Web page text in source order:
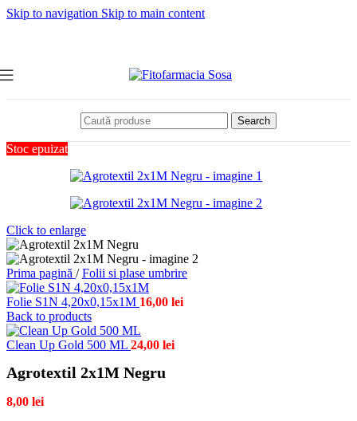
Skip to navigation Skip to main content
Search
Stoc epuizat
Click to enlarge
Prima pagină / Folii si plase umbrire
Folie S1N 4,20x0,15x1M 16,00 lei
Back to products
Clean Up Gold 500 ML 24,00 lei
Agrotextil 2x1M Negru
8,00 lei